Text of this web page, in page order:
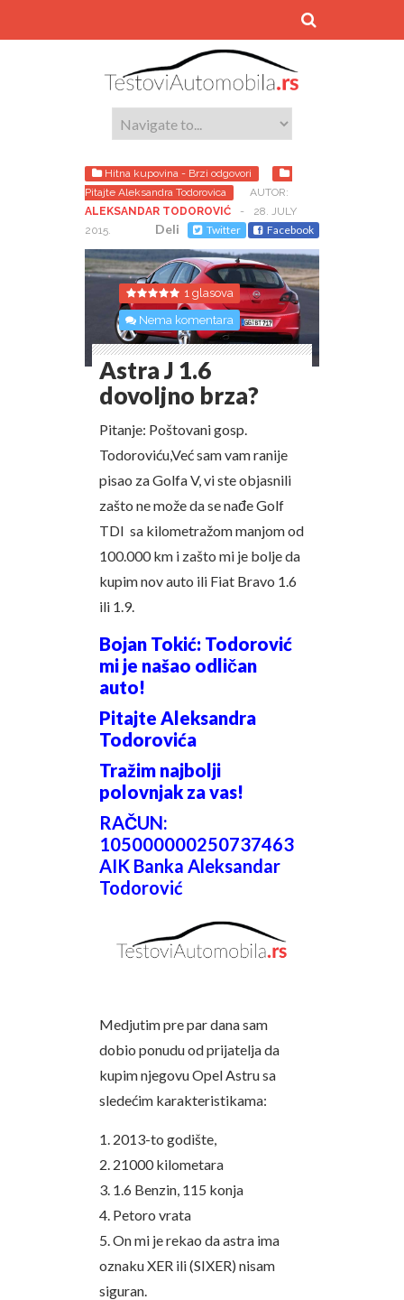
Hitna kupovina - Brzi odgovori
Pitajte Aleksandra Todorovica
AUTOR:
ALEKSANDAR TODOROVIĆ
-
28. JULY
2015.
Deli Twitter Facebook
1 glasova
Nema komentara
Astra J 1.6
dovoljno brza?
Pitanje: Poštovani gosp.
Todoroviću,Već sam vam ranije
pisao za Golfa V, vi ste objasnili
zašto ne može da se nađe Golf
TDI sa kilometražom manjom od
100.000 km i zašto mi je bolje da
kupim nov auto ili Fiat Bravo 1.6
ili 1.9.
Bojan Tokić: Todorović
mi je našao odličan
auto!
Pitajte Aleksandra
Todorovića
Tražim najbolji
polovnjak za vas!
RAČUN:
105000000250737463
AIK Banka Aleksandar
Todorović
Medjutim pre par dana sam
dobio ponudu od prijatelja da
kupim njegovu Opel Astru sa
sledećim karakteristikama:
1. 2013-to godište,
2. 21000 kilometara
3. 1.6 Benzin, 115 konja
4. Petoro vrata
5. On mi je rekao da astra ima
oznaku XER ili (SIXER) nisam
siguran.